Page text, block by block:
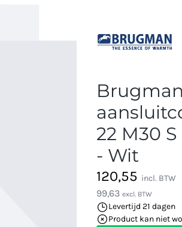
22 M30
- Wit
120,55 incl. BTW
99,63 excl. BTW
Levertijd 21 dagen
Product kan niet